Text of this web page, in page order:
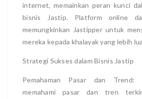
internet, memainkan peran kunci
bisnis Jastip. Platform online
memungkinkan Jastipper untuk
mereka kepada khalayak yang lebih
Strategi Sukses dalam Bisnis Jastip
Pemahaman Pasar dan Trend:
memahami pasar dan tren